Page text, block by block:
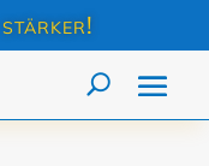
stärker!